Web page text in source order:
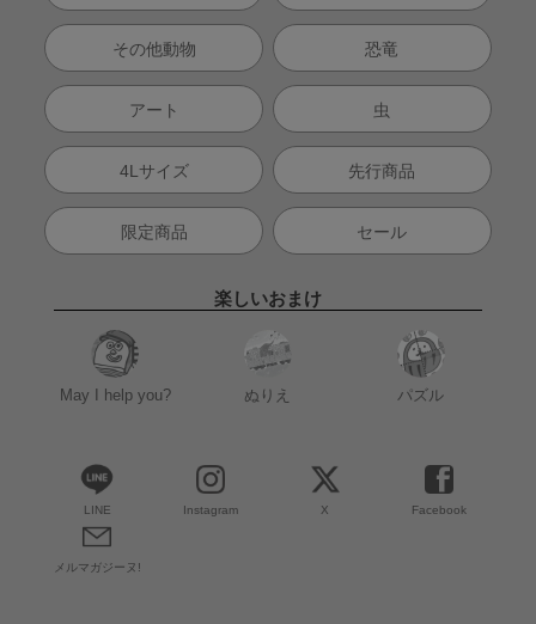
その他動物 恐竜
アート 虫
4Lサイズ 先行商品
限定商品 セール
楽しいおまけ
May I help you? ぬりえ パズル
LINE Instagram X Facebook
メルマガジーヌ!